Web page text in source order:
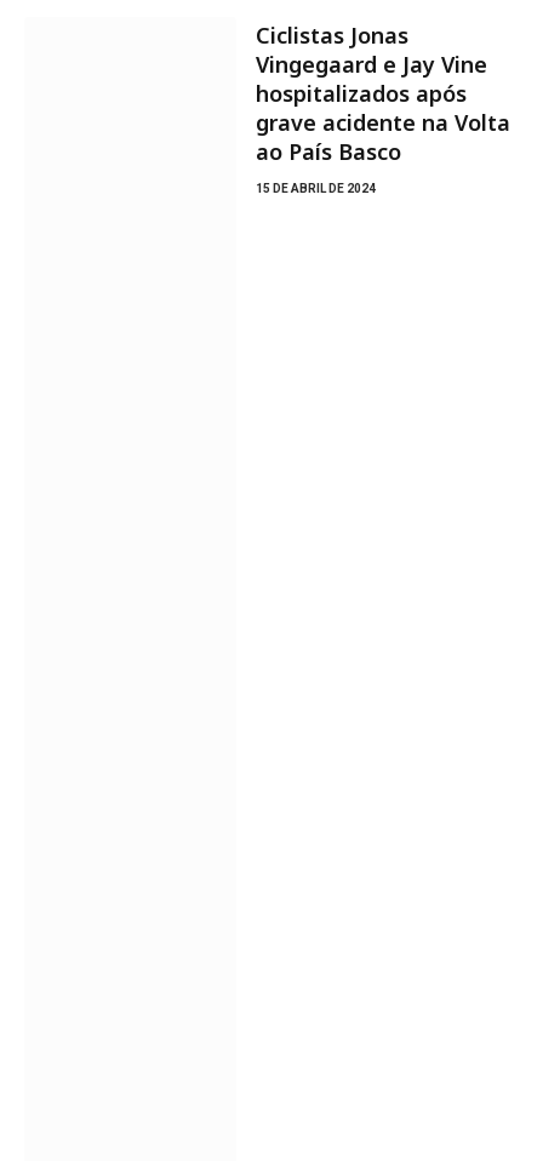
Ciclistas Jonas
Vingegaard e Jay Vine
hospitalizados após
grave acidente na Volta
ao País Basco
15 DE ABRIL DE 2024